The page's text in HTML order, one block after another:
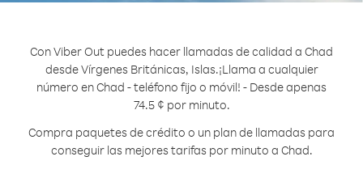
Con Viber Out puedes hacer llamadas de calidad a Chad
desde Vírgenes Británicas, Islas.¡Llama a cualquier
número en Chad - teléfono fijo o móvil! - Desde apenas
74.5 ¢ por minuto.
Compra paquetes de crédito o un plan de llamadas para
conseguir las mejores tarifas por minuto a Chad.